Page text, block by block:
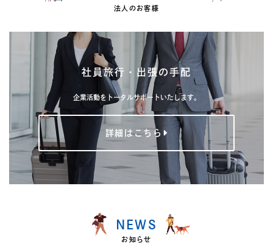
法人のお客様
社員旅行・出張の手配
企業活動をトータルサポートいたします。
詳細はこちら
NEWS
お知らせ